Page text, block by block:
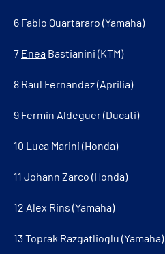
6 Fabio Quartararo (Yamaha)
7 Enea Bastianini (KTM)
8 Raul Fernandez (Aprilia)
9 Fermin Aldeguer (Ducati)
10 Luca Marini (Honda)
11 Johann Zarco (Honda)
12 Alex Rins (Yamaha)
13 Toprak Razgatlioglu (Yamaha)